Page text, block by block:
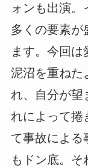
ォンも出演。
多くの要素が
ます。今回
泥沼を重ねた
れ、自分が望
れによって捲
て事故による
もドン底。